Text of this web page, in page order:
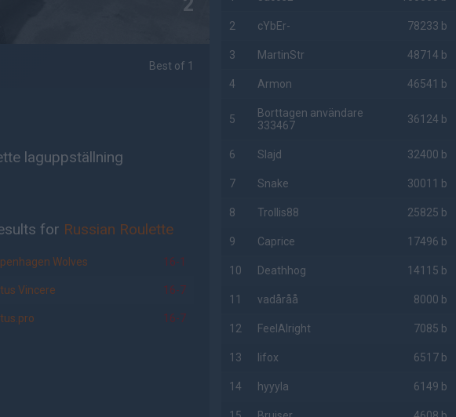
Best of 1
laguppställning
for Russian Roulette
Wolves 16-1
Vincere 16-7
16-7
2 cYbEr- 78233 b
3 MartinStr 48714 b
4 Armon 46541 b
5
Borttagen användare
333467
36124 b
6 Slajd 32400 b
7 Snake 30011 b
8 Trollis88 25825 b
9 Caprice 17496 b
10 Deathhog 14115 b
11 vadåråå 8000 b
12 FeelAlright 7085 b
13 lifox 6517 b
14 hyyyla 6149 b